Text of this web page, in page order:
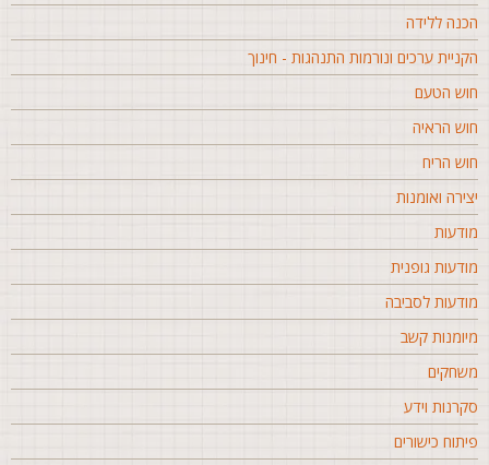
ללידה
ערכים ונורמות התנהגות - חינוך
הטעם
הראיה
הריח
ואומנות
גופנית
לסביבה
קשב
וידע
כישורים